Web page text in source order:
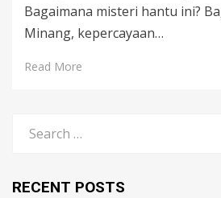
Bagaimana misteri hantu ini?
Minang, kepercayaan…
Read More
for:
RECENT POSTS